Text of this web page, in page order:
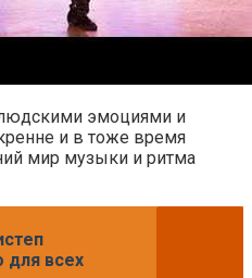
эмоциями и
и в тоже время
мир музыки и ритма
для всех